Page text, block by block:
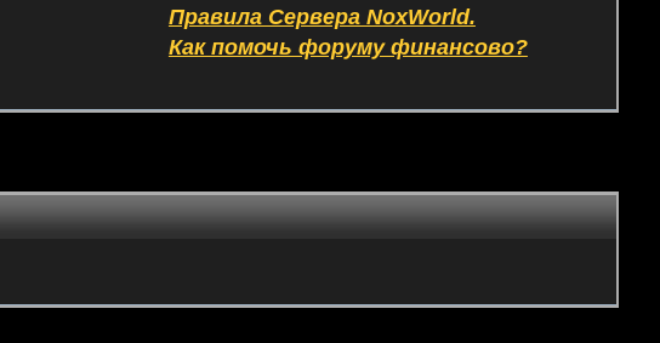
Правила Сервера NoxWorld.
Как помочь форуму финансово?